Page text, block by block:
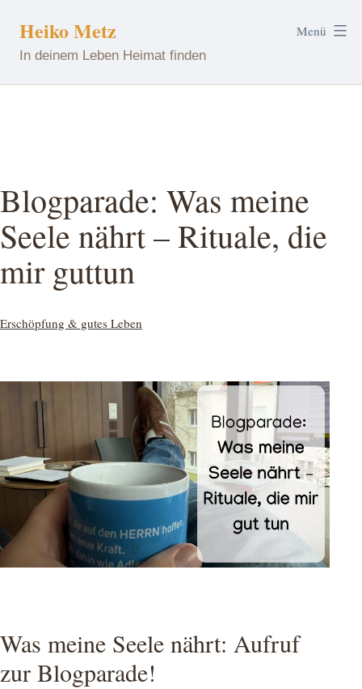
Inhalt
springen
Heiko Metz
In deinem Leben Heimat finden
Menü
Blogparade: Was meine
Seele nährt – Rituale, die
mir guttun
Kategorisiert
Erschöpfung & gutes Leben
Was meine Seele nährt: Aufruf
zur Blogparade!